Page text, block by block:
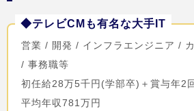
◆テレビCMも有名な大手IT
営業 / 開発 / インフラエンジニア /
/ 事務職等
初任給28万5千円(学部卒)＋賞与年2
平均年収781万円